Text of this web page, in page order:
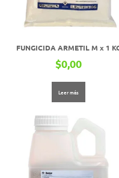
FUNGICIDA ARMETIL M x 1
$0,00
Leer más